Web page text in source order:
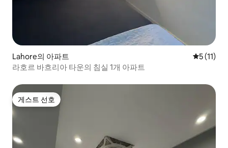
Lahore의 아파트 평점 5점
5 (11)
라호르 바흐리아 타운의 침실 1개 아파트
게스트 선호
게스트 선호